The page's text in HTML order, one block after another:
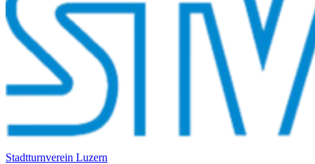
Stadtturnverein Luzern